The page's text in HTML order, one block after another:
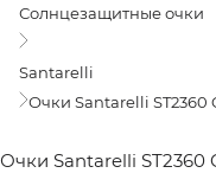
Солнцезащитные очки
Santarelli
Очки Santarelli ST2360
Очки Santarelli ST2360